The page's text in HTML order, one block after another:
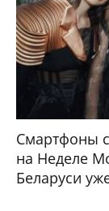
Смартфоны
на Неделе
Беларуси